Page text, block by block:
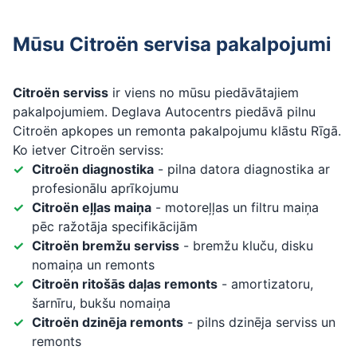
Mūsu Citroën servisa pakalpojumi
Citroën serviss ir viens no mūsu piedāvātajiem
pakalpojumiem. Deglava Autocentrs piedāvā pilnu
Citroën apkopes un remonta pakalpojumu klāstu Rīgā.
Ko ietver Citroën serviss:
Citroën diagnostika - pilna datora diagnostika ar
profesionālu aprīkojumu
Citroën eļļas maiņa - motoreļļas un filtru maiņa
pēc ražotāja specifikācijām
Citroën bremžu serviss - bremžu kluču, disku
nomaiņa un remonts
Citroën ritošās daļas remonts - amortizatoru,
šarnīru, bukšu nomaiņa
Citroën dzinēja remonts - pilns dzinēja serviss un
remonts